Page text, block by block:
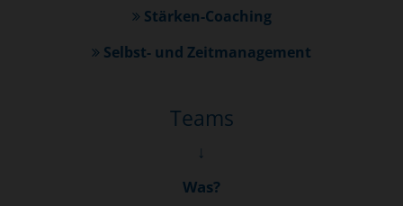
Stärken-Coaching
Selbst- und Zeitmanagement
Teams
↓
Was?